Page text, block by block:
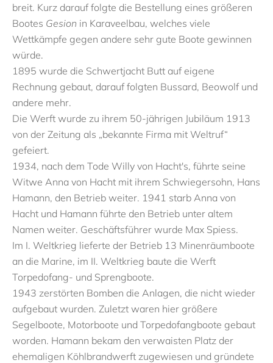
breit. Kurz darauf folgte die Bestellung eines größeren
Bootes Gesion in Karaveelbau, welches viele
Wettkämpfe gegen andere sehr gute Boote gewinnen
würde.
1895 wurde die Schwertjacht Butt auf eigene
Rechnung gebaut, darauf folgten Bussard, Beowolf und
andere mehr.
Die Werft wurde zu ihrem 50-jährigen Jubiläum 1913
von der Zeitung als „bekannte Firma mit Weltruf“
gefeiert.
1934, nach dem Tode Willy von Hacht's, führte seine
Witwe Anna von Hacht mit ihrem Schwiegersohn, Hans
Hamann, den Betrieb weiter. 1941 starb Anna von
Hacht und Hamann führte den Betrieb unter altem
Namen weiter. Geschäftsführer wurde Max Spiess.
Im I. Weltkrieg lieferte der Betrieb 13 Minenräumboote
an die Marine, im II. Weltkrieg baute die Werft
Torpedofang- und Sprengboote.
1943 zerstörten Bomben die Anlagen, die nicht wieder
aufgebaut wurden. Zuletzt waren hier größere
Segelboote, Motorboote und Torpedofangboote gebaut
worden. Hamann bekam den verwaisten Platz der
ehemaligen Köhlbrandwerft zugewiesen und gründete